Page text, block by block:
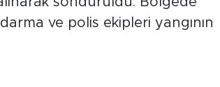
ve polis ekipleri yangının